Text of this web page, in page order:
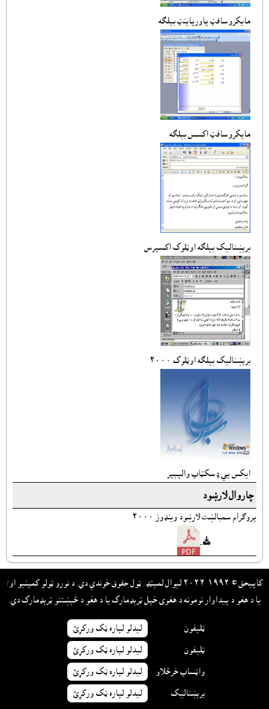
مايکروسافټ پاورپاينټ بېلګه
مايکروسافټ اکسس بېلګه
برېښناليک بېلګه اوټلوک اکسپرس
برېښناليک بېلګه اوټلوک ٢٠٠٠
ايکس پي ډسکټاپ والپېپر
چاروال لارښود
پروګرام سمبالښت لارښود وينډوز ٢٠٠٠
کاپيحق © ١٩٩٢-٢٠٢٦ لېوال لمېټډ. ټول حقوق خوندې دي. د نورو ټولو کمپنيو او/
يا د هغو د پيداوار نومونه د هغوى خپل ټرېډمارک يا د هغو د څېښتنو ټرېډمارک دي.
ټليفون ليدلو لپاره ټک ورکړئ
ټليفون ليدلو لپاره ټک ورکړئ
واټساپ خرڅلاو ليدلو لپاره ټک ورکړئ
برېښناليک ليدلو لپاره ټک ورکړئ